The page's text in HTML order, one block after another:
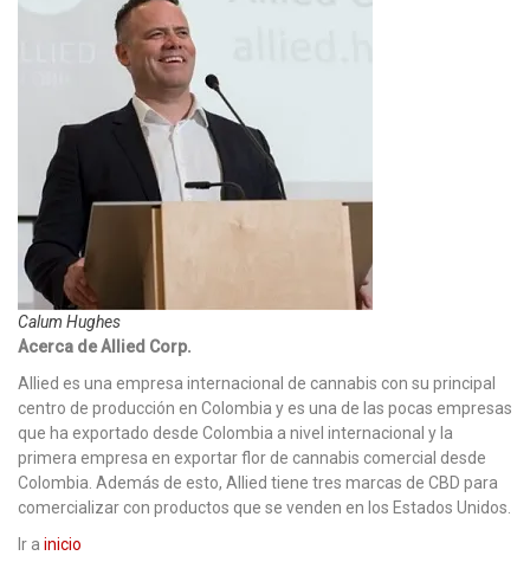
Calum Hughes
Acerca de Allied Corp.
Allied es una empresa internacional de cannabis con su principal
centro de producción en Colombia y es una de las pocas empresas
que ha exportado desde Colombia a nivel internacional y la
primera empresa en exportar flor de cannabis comercial desde
Colombia. Además de esto, Allied tiene tres marcas de CBD para
comercializar con productos que se venden en los Estados Unidos.
Ir a inicio